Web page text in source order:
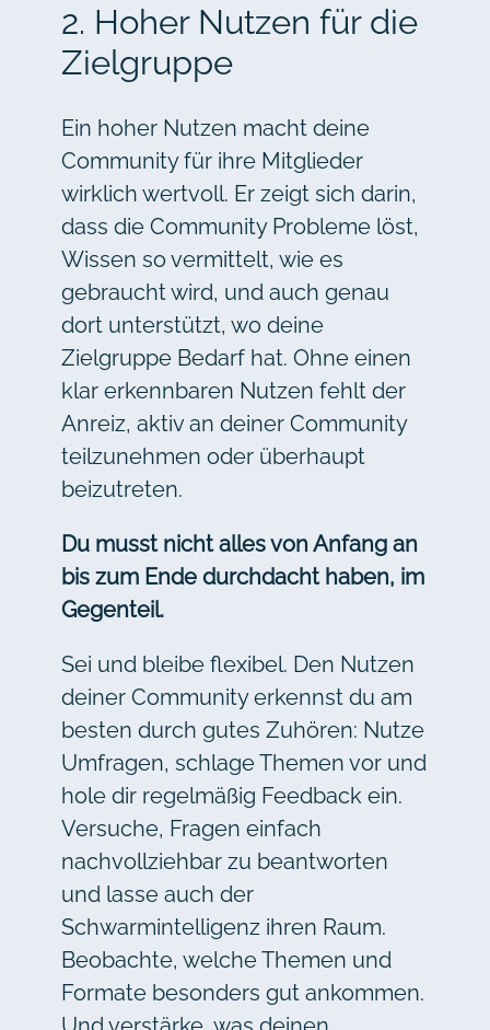
2. Hoher Nutzen für die
Zielgruppe
Ein hoher Nutzen macht deine
Community für ihre Mitglieder
wirklich wertvoll. Er zeigt sich darin,
dass die Community Probleme löst,
Wissen so vermittelt, wie es
gebraucht wird, und auch genau
dort unterstützt, wo deine
Zielgruppe Bedarf hat. Ohne einen
klar erkennbaren Nutzen fehlt der
Anreiz, aktiv an deiner Community
teilzunehmen oder überhaupt
beizutreten.
Du musst nicht alles von Anfang an
bis zum Ende durchdacht haben, im
Gegenteil.
Sei und bleibe flexibel. Den Nutzen
deiner Community erkennst du am
besten durch gutes Zuhören: Nutze
Umfragen, schlage Themen vor und
hole dir regelmäßig Feedback ein.
Versuche, Fragen einfach
nachvollziehbar zu beantworten
und lasse auch der
Schwarmintelligenz ihren Raum.
Beobachte, welche Themen und
Formate besonders gut ankommen.